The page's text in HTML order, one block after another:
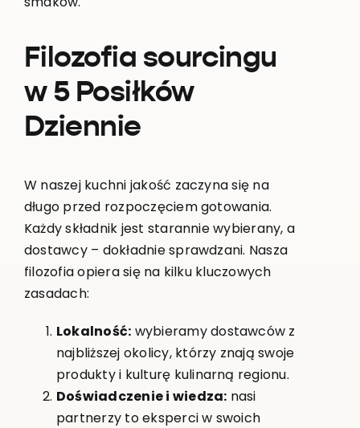
Filozofia sourcingu
w 5 Posiłków
Dziennie
W naszej kuchni jakość zaczyna się na
długo przed rozpoczęciem gotowania.
Każdy składnik jest starannie wybierany, a
dostawcy – dokładnie sprawdzani. Nasza
filozofia opiera się na kilku kluczowych
zasadach:
Lokalność: wybieramy dostawców z
najbliższej okolicy, którzy znają swoje
produkty i kulturę kulinarną regionu.
Doświadczenie i wiedza: nasi
partnerzy to eksperci w swoich